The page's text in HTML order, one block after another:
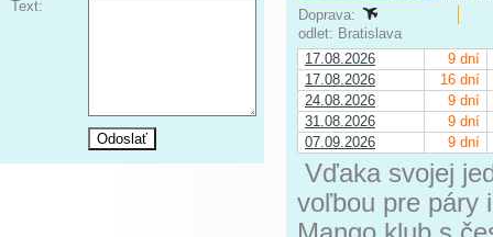
Text:
Doprava:
odlet: Bratislava
17.08.2026
9 dní
17.08.2026
16 dní
24.08.2026
9 dní
31.08.2026
9 dní
07.09.2026
9 dní
Vďaka svojej
voľbou pre páry